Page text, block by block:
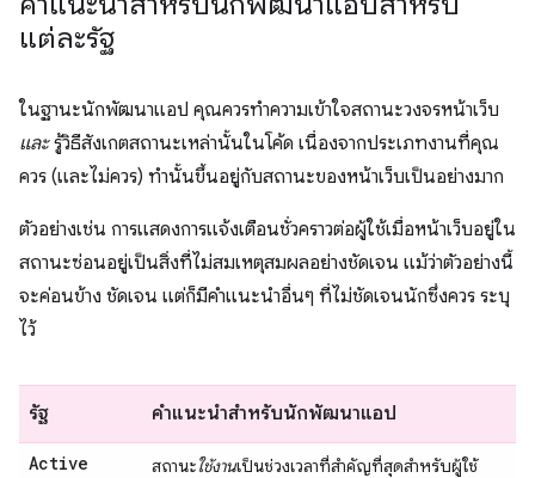
แต่ละรัฐ
ในฐานะนักพัฒนาแอป คุณควรทำความเข้าใจสถานะวงจรหน้าเว็บ
และรู้วิธีสังเกตสถานะเหล่านั้นในโค้ด เนื่องจากประเภทงานที่คุณ
ควร (และไม่ควร) ทำนั้นขึ้นอยู่กับสถานะของหน้าเว็บเป็นอย่างมาก
ตัวอย่างเช่น การแสดงการแจ้งเตือนชั่วคราวต่อผู้ใช้เมื่อหน้าเว็บอยู่ใน
สถานะซ่อนอยู่เป็นสิ่งที่ไม่สมเหตุสมผลอย่างชัดเจน แม้ว่าตัวอย่างนี้
จะค่อนข้าง ชัดเจน แต่ก็มีคำแนะนำอื่นๆ ที่ไม่ชัดเจนนักซึ่งควร ระบุ
ไว้
รัฐ คำแนะนำสำหรับนักพัฒนาแอป
Active สถานะใช้งานเป็นช่วงเวลาที่สําคัญที่สุดสําหรับผู้ใช้